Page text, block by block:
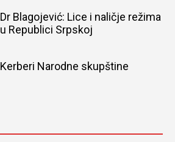
Dr Blagojević: Lice i naličje režima
u Republici Srpskoj
Kerberi Narodne skupštine